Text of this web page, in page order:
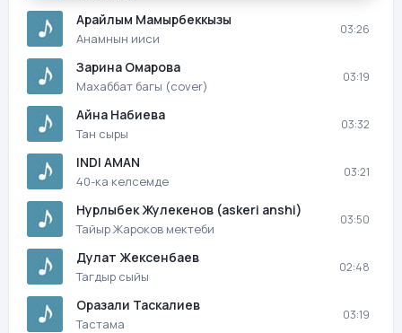
Арайлым Мамырбеккызы
Анамнын ииси
03:26
Зарина Омарова
Махаббат багы (cover)
03:19
Айна Набиева
Тан сыры
03:32
INDI AMAN
40-ка келсемде
03:21
Нурлыбек Жулекенов (askeri anshi)
Тайыр Жароков мектеби
03:50
Дулат Жексенбаев
Тагдыр сыйы
02:48
Оразали Таскалиев
Тастама
03:19